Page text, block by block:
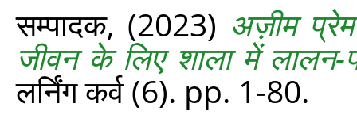
सम्पादक, (2023) अज़ीम
जीवन के लिए शाला में
लर्निंग कर्व (6). pp. 1-80.